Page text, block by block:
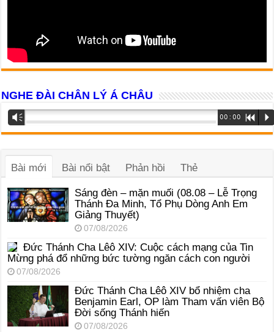
NGHE ĐÀI CHÂN LÝ Á CHÂU
Trình
phát
âm
Vm 00:00 R P
Bài mới Bài nổi bật Phản hồi Thẻ
Sáng đèn – mặn muối (08.08 – Lễ Trọng
Thánh Đa Minh, Tổ Phụ Dòng Anh Em
Giảng Thuyết)
07/08/2026
Đức Thánh Cha Lêô XIV: Cuộc cách mạng của Tin
Mừng phá đổ những bức tường ngăn cách con người
07/08/2026
Đức Thánh Cha Lêô XIV bổ nhiệm cha
Benjamin Earl, OP làm Tham vấn viên Bộ
Đời sống Thánh hiến
07/08/2026